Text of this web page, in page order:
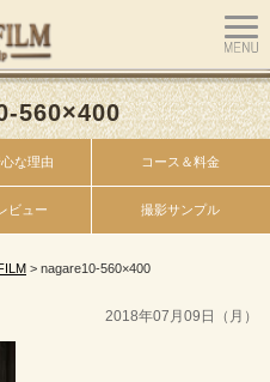
560×400
な理由 コース＆料金
ビュー 撮影サンプル
> nagare10-560×400
2018年07月09日（月）